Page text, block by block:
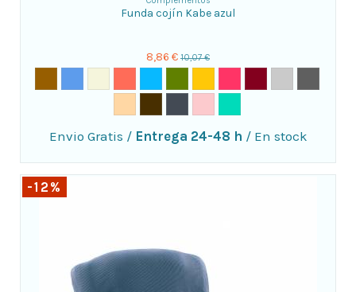
Funda cojín Kabe azul
8,86 € 10,07 €
Envio Gratis / Entrega 24-48 h / En stock
-12%